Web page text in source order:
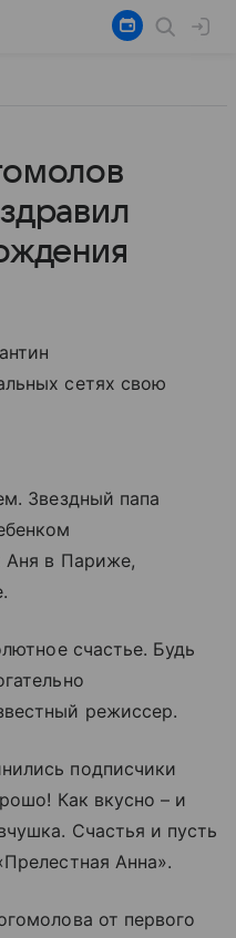
сетях свою
Звездный папа
Аня в Париже,
счастье. Будь
режиссер.
подписчики
Как вкусно – и
Счастья и пусть
Анна».
от первого